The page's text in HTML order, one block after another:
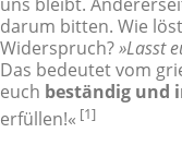
darum bitten. Wie
Widerspruch?»Lasst
Das bedeutet vom
euch beständig und
erfüllen!« [1]